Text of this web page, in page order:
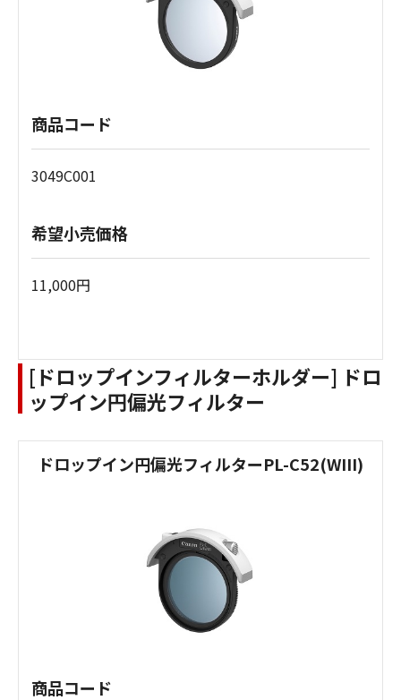
商品コード
3049C001
希望小売価格
11,000円
[ドロップインフィルターホルダー] ドロ
ップイン円偏光フィルター
ドロップイン円偏光フィルターPL-C52(WIII)
商品コード